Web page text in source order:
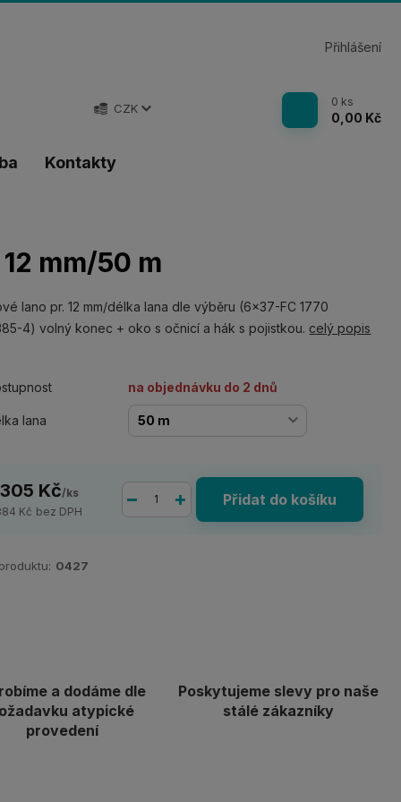
Kontakty
CZK
Přihlášení
0 ks
0,00 Kč
mm/50 m
lano pr. 12 mm/délka lana dle výběru (6x37-FC 1770
4) volný konec + oko s očnicí a hák s pojistkou. celý popis
na objednávku do 2 dnů
lana
Kč/ks
Kč bez DPH
Přidat do košíku
0427
a dodáme dle
atypické
provedení
Poskytujeme slevy pro naše
stálé zákazníky